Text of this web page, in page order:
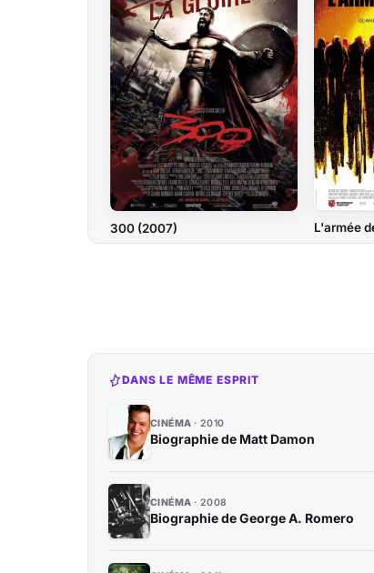
300 (2007) L'armée
DANS LE MÊME ESPRIT
CINÉMA 2010
Biographie de Matt Damon
CINÉMA 2008
Biographie de George A. Romero